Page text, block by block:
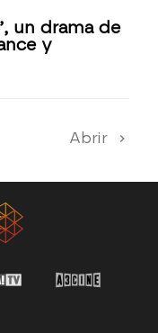
un drama de
y
Abrir